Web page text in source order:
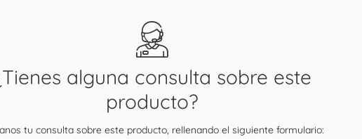
alguna consulta sobre este
producto?
tu consulta sobre este producto, rellenando el siguiente formulario: